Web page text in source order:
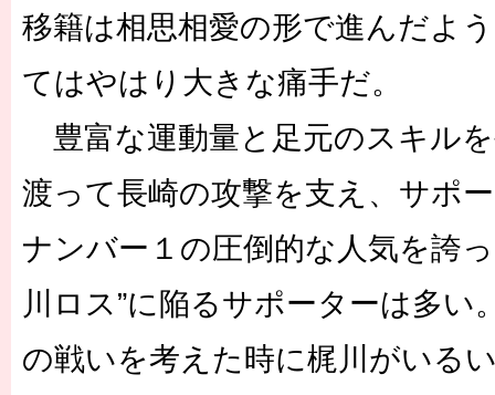
移籍は相思相愛の形で進んだよ
てはやはり大きな痛手だ。
豊富な運動量と足元のスキル
渡って長崎の攻撃を支え、サポ
ナンバー１の圧倒的な人気を誇
川ロス”に陥るサポーターは多い
の戦いを考えた時に梶川がいる